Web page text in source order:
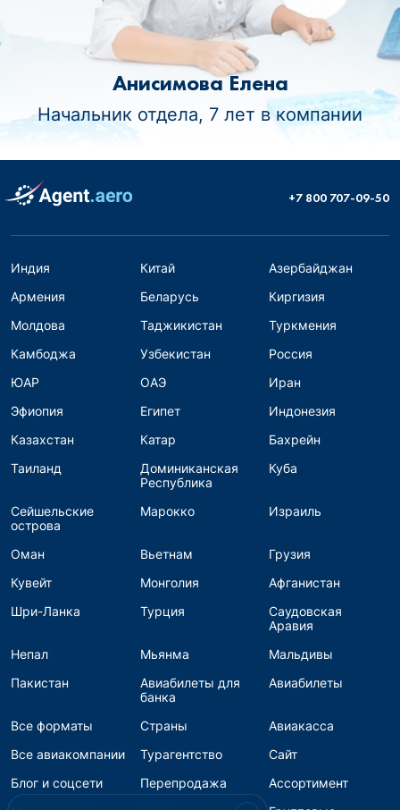
Анисимова Елена
Начальник отдела, 7 лет в компании
+7 800 707-09-50
Индия Китай
Азербайджан
Армения
Беларусь
Киргизия
Молдова
Таджикистан
Туркмения
Камбоджа
Узбекистан
Россия
ЮАР
ОАЭ
Иран
Эфиопия
Египет
Индонезия
Казахстан
Катар
Бахрейн
Таиланд
Доминиканская
Республика
Куба
Сейшельские
острова
Марокко Израиль
Оман Вьетнам
Грузия
Кувейт
Монголия
Афганистан
Шри-Ланка
Турция
Саудовская
Аравия
Непал
Мьянма
Мальдивы
Пакистан
Авиабилеты для
банка
Авиабилеты
Все форматы Страны
Авиакасса
Все авиакомпании
Турагентство
Сайт
Блог и соцсети
Перепродажа
Ассортимент